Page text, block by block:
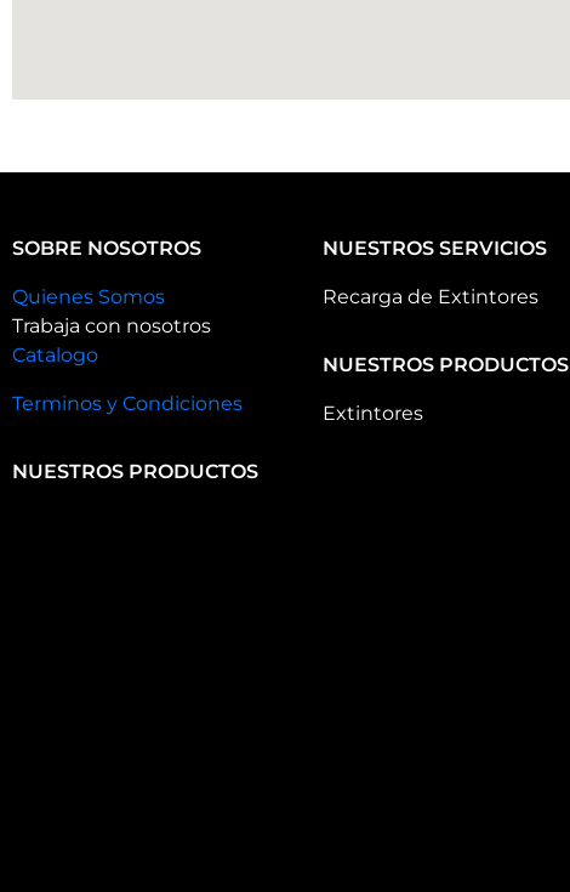
SOBRE NOSOTROS
Quienes Somos
Trabaja con nosotros
Catalogo
Terminos y Condiciones
NUESTROS PRODUCTOS
NUESTROS SERVICIOS
Recarga de Extintores
NUESTROS PRODUCTOS
Extintores